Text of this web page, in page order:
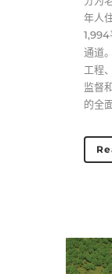
年人
1,994
通道
工程
监督
的全